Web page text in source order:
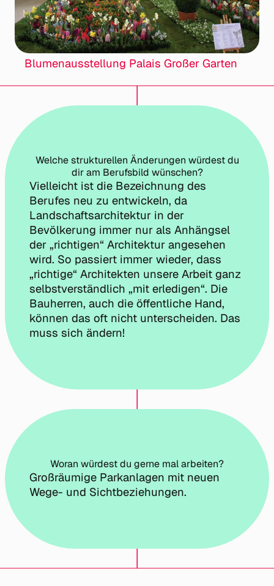
Blumenausstellung Palais Großer Garten
Welche strukturellen Änderungen würdest du
dir am Berufsbild wünschen?
Vielleicht ist die Bezeichnung des
Berufes neu zu entwickeln, da
Landschaftsarchitektur in der
Bevölkerung immer nur als Anhängsel
der „richtigen“ Architektur angesehen
wird. So passiert immer wieder, dass
„richtige“ Architekten unsere Arbeit ganz
selbstverständlich „mit erledigen“. Die
Bauherren, auch die öffentliche Hand,
können das oft nicht unterscheiden. Das
muss sich ändern!
Woran würdest du gerne mal arbeiten?
Großräumige Parkanlagen mit neuen
Wege- und Sichtbeziehungen.